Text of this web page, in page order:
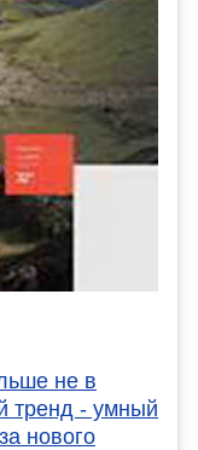
не в
тренд - умный
нового